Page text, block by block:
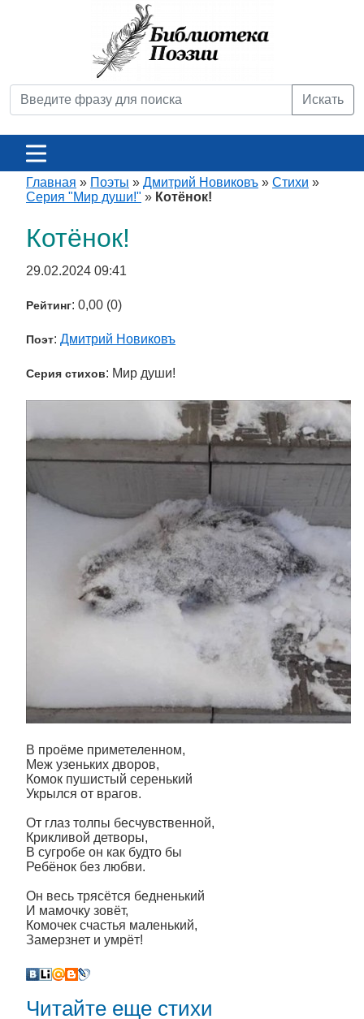
Искать
Главная » Поэты » Дмитрий Новиковъ » Стихи »
Серия "Мир души!" » Котёнок!
Котёнок!
29.02.2024 09:41
Рейтинг: 0,00 (0)
Поэт: Дмитрий Новиковъ
Серия стихов: Мир души!
В проёме приметеленном,
Меж узеньких дворов,
Комок пушистый серенький
Укрылся от врагов.
От глаз толпы бесчувственной,
Крикливой детворы,
В сугробе он как будто бы
Ребёнок без любви.
Он весь трясётся бедненький
И мамочку зовёт,
Комочек счастья маленький,
Замерзнет и умрёт!
Читайте еще стихи